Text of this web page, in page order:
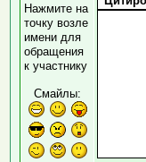
Нажмите на
точку возле
имени для
обращения
к участнику
Смайлы: